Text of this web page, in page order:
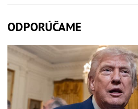
ODPORÚČAME